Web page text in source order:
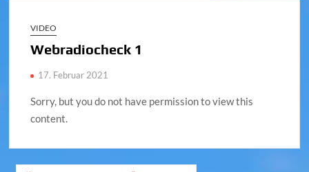
VIDEO
Webradiocheck 1
17. Februar 2021
Sorry, but you do not have permission to view this
content.